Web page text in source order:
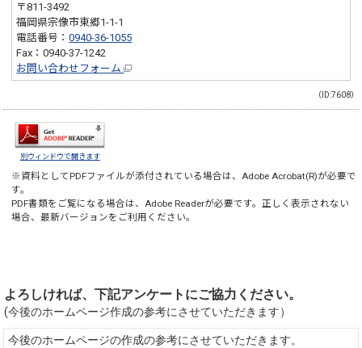
〒811-3492
福岡県宗像市東郷1-1-1
電話番号：0940-36-1055
Fax：0940-37-1242
お問い合わせフォーム
（ID:7608）
別ウィンドウで開きます
※資料としてPDFファイルが添付されている場合は、Adobe Acrobat(R)が必要で
す。
PDF書類をご覧になる場合は、Adobe Readerが必要です。正しく表示されない
場合、最新バージョンをご利用ください。